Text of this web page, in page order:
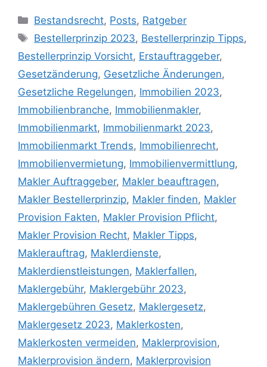
Bestandsrecht, Posts, Ratgeber
Bestellerprinzip 2023, Bestellerprinzip Tipps,
Bestellerprinzip Vorsicht, Erstauftraggeber,
Gesetzänderung, Gesetzliche Änderungen,
Gesetzliche Regelungen, Immobilien 2023,
Immobilienbranche, Immobilienmakler,
Immobilienmarkt, Immobilienmarkt 2023,
Immobilienmarkt Trends, Immobilienrecht,
Immobilienvermietung, Immobilienvermittlung,
Makler Auftraggeber, Makler beauftragen,
Makler Bestellerprinzip, Makler finden, Makler
Provision Fakten, Makler Provision Pflicht,
Makler Provision Recht, Makler Tipps,
Maklerauftrag, Maklerdienste,
Maklerdienstleistungen, Maklerfallen,
Maklergebühr, Maklergebühr 2023,
Maklergebühren Gesetz, Maklergesetz,
Maklergesetz 2023, Maklerkosten,
Maklerkosten vermeiden, Maklerprovision,
Maklerprovision ändern, Maklerprovision